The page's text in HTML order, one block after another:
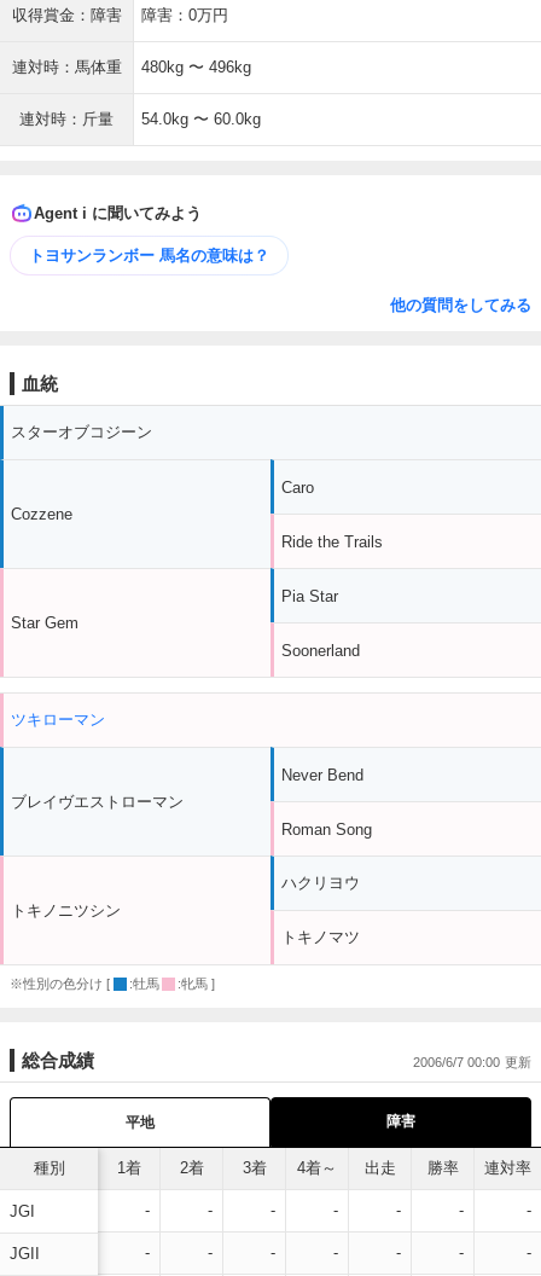
収得賞金：障害 障害：0万円
連対時：馬体重 480kg 〜 496kg
連対時：斤量 54.0kg 〜 60.0kg
Agent i に聞いてみよう
トヨサンランボー 馬名の意味は？
他の質問をしてみる
血統
スターオブコジーン
Cozzene
Star Gem
Caro
Ride the Trails
Pia Star
Soonerland
ツキローマン
ブレイヴエストローマン
トキノニツシン
Never Bend
Roman Song
ハクリヨウ
トキノマツ
※性別の色分け [ :牡馬 :牝馬 ]
総合成績 2006/6/7 00:00
平地 障害
種別
JGI
JGII
1着 2着 3着 4着～ 出走 勝率 連対率
- - - - - - -
- - - - - - -